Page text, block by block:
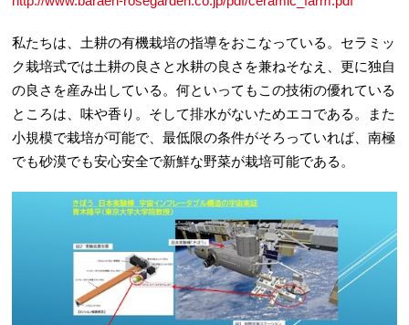
私たちは、土耕の有機栽培の指導をおこなっている。セラミッ
ク栽培式では土耕の良さと水耕の良さを兼ねそなえ、更に独自
の良さを産み出している。何といってもこの技術の優れている
ところは、味や香り。そして排水がないためエコである。また
小規模で栽培が可能で、最低限の条件がそろっていれば、南極
でも砂漠でも安心安全で新鮮な野菜が栽培可能である。